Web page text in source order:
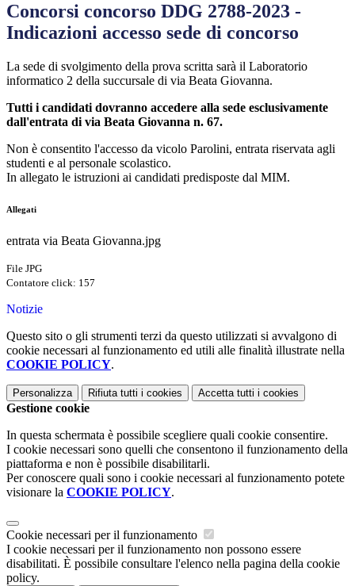
Concorsi concorso DDG 2788-2023 -
Indicazioni accesso sede di concorso
La sede di svolgimento della prova scritta sarà il Laboratorio
informatico 2 della succursale di via Beata Giovanna.
Tutti i candidati dovranno accedere alla sede esclusivamente
dall'entrata di via Beata Giovanna n. 67.
Non è consentito l'accesso da vicolo Parolini, entrata riservata agli
studenti e al personale scolastico.
In allegato le istruzioni ai candidati predisposte dal MIM.
Allegati
entrata via Beata Giovanna.jpg
File JPG
Contatore click: 157
Notizie
Questo sito o gli strumenti terzi da questo utilizzati si avvalgono di
cookie necessari al funzionamento ed utili alle finalità illustrate nella
COOKIE POLICY.
Personalizza Rifiuta tutti i cookies Accetta tutti i cookies
Gestione cookie
In questa schermata è possibile scegliere quali cookie consentire.
I cookie necessari sono quelli che consentono il funzionamento della
piattaforma e non è possibile disabilitarli.
Per conoscere quali sono i cookie necessari al funzionamento potete
visionare la COOKIE POLICY.
Cookie necessari per il funzionamento
I cookie necessari per il funzionamento non possono essere
disabilitati. È possibile consultare l'elenco nella pagina della cookie
policy.